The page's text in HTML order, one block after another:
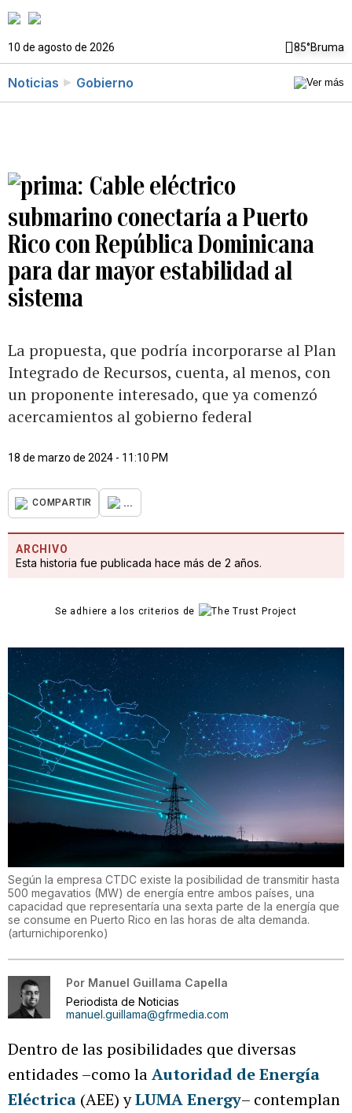
10 de agosto de 2026 85°Bruma
Noticias Gobierno
Cable eléctrico
submarino conectaría a Puerto
Rico con República Dominicana
para dar mayor estabilidad al
sistema
La propuesta, que podría incorporarse al Plan
Integrado de Recursos, cuenta, al menos, con
un proponente interesado, que ya comenzó
acercamientos al gobierno federal
18 de marzo de 2024 - 11:10 PM
COMPARTIR ...
ARCHIVO
Esta historia fue publicada hace más de 2 años.
Se adhiere a los criterios de
Según la empresa CTDC existe la posibilidad de transmitir hasta
500 megavatios (MW) de energía entre ambos países, una
capacidad que representaría una sexta parte de la energía que
se consume en Puerto Rico en las horas de alta demanda.
(arturnichiporenko)
Por Manuel Guillama Capella
Periodista de Noticias
manuel.guillama@gfrmedia.com
Dentro de las posibilidades que diversas
entidades –como laAutoridad de Energía
Eléctrica (AEE) yLUMA Energy– contemplan